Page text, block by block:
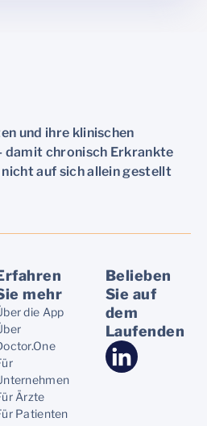
und ihre klinischen
damit chronisch Erkrankte
auf sich allein gestellt
mehr
die App
Ärzte
Patienten
Belieben
Sie auf
dem
Laufenden